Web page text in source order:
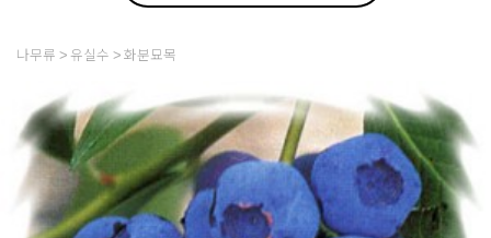
리갈
5 모종
나무류 유실수 화분묘목